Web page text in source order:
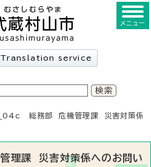
Translation service
メニュー
総務部 危機管理課 災害対策係
課 災害対策係へのお問い